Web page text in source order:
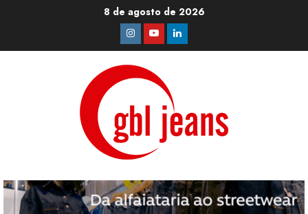
8 de agosto de 2026
Instagram
YoutubeLinkedin